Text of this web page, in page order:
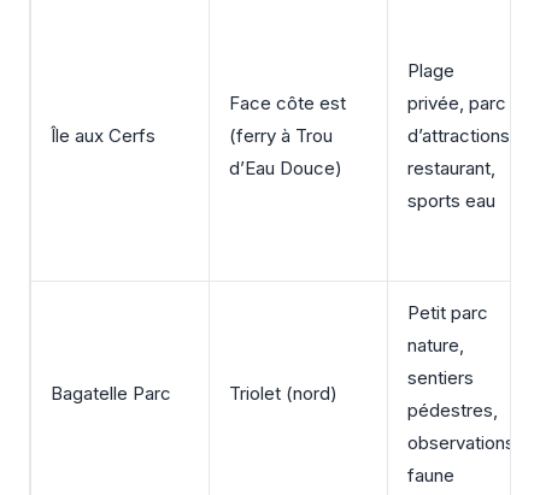
Île aux Cerfs
Face côte est
(ferry à Trou
d’Eau Douce)
Plage
privée, parc
d’attractions,
restaurant,
sports eau
Bagatelle Parc Triolet (nord)
Petit parc
nature,
sentiers
pédestres,
observations
faune